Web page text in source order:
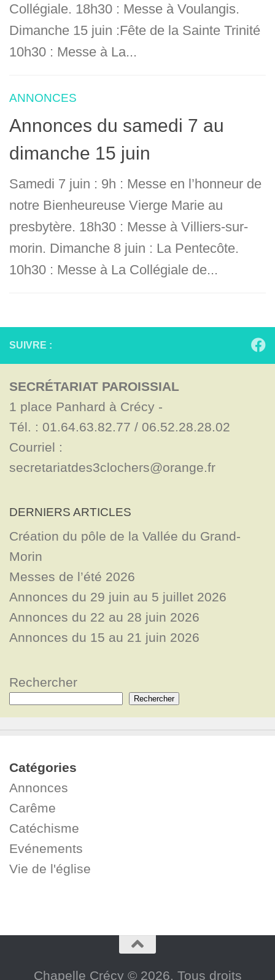
Collégiale. 18h30 : Messe à Voulangis.
Dimanche 15 juin :Fête de la Sainte Trinité
10h30 : Messe à La...
ANNONCES
Annonces du samedi 7 au
dimanche 15 juin
Samedi 7 juin : 9h : Messe en l’honneur de
notre Bienheureuse Vierge Marie au
presbytère. 18h30 : Messe à Villiers-sur-
morin. Dimanche 8 juin : La Pentecôte.
10h30 : Messe à La Collégiale de...
SUIVRE :
SECRÉTARIAT PAROISSIAL
1 place Panhard à Crécy -
Tél. : 01.64.63.82.77 / 06.52.28.28.02
Courriel :
secretariatdes3clochers@orange.fr
DERNIERS ARTICLES
Création du pôle de la Vallée du Grand-
Morin
Messes de l’été 2026
Annonces du 29 juin au 5 juillet 2026
Annonces du 22 au 28 juin 2026
Annonces du 15 au 21 juin 2026
Rechercher
Rechercher
Catégories
Annonces
Carême
Catéchisme
Evénements
Vie de l'église
Chapelle Crécy © 2026. Tous droits